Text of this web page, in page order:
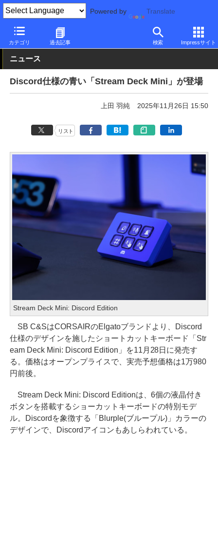
Powered by Translate
カテゴリ 過去記事 検索 Impressサイト
PC Watch 市場 配信関連
ニュース
Discord仕様の青い「Stream Deck Mini」が登場
上田 羽純 2025年11月26日 15:50
リスト
Stream Deck Mini: Discord Edition
SB C&SはCORSAIRのElgatoブランドより、Discord
仕様のデザインを施したショートカットキーボード「Str
eam Deck Mini: Discord Edition」を11月28日に発売す
る。価格はオープンプライスで、実売予想価格は1万980
円前後。
Stream Deck Mini: Discord Editionは、6個の液晶付き
ボタンを搭載するショーカットキーボードの特別モデ
ル。Discordを象徴する「Blurple(ブループル)」カラーの
デザインで、Discordアイコンもあしらわれている。